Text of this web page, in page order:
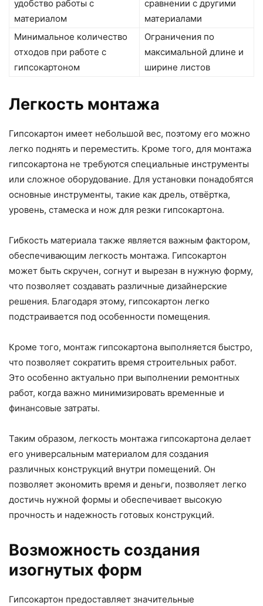
удобство работы с
материалом
сравнении с другими
материалами
Минимальное количество
отходов при работе с
гипсокартоном
Ограничения по
максимальной длине и
ширине листов
Легкость монтажа
Гипсокартон имеет небольшой вес, поэтому его можно
легко поднять и переместить. Кроме того, для монтажа
гипсокартона не требуются специальные инструменты
или сложное оборудование. Для установки понадобятся
основные инструменты, такие как дрель, отвёртка,
уровень, стамеска и нож для резки гипсокартона.
Гибкость материала также является важным фактором,
обеспечивающим легкость монтажа. Гипсокартон
может быть скручен, согнут и вырезан в нужную форму,
что позволяет создавать различные дизайнерские
решения. Благодаря этому, гипсокартон легко
подстраивается под особенности помещения.
Кроме того, монтаж гипсокартона выполняется быстро,
что позволяет сократить время строительных работ.
Это особенно актуально при выполнении ремонтных
работ, когда важно минимизировать временные и
финансовые затраты.
Таким образом, легкость монтажа гипсокартона делает
его универсальным материалом для создания
различных конструкций внутри помещений. Он
позволяет экономить время и деньги, позволяет легко
достичь нужной формы и обеспечивает высокую
прочность и надежность готовых конструкций.
Возможность создания
изогнутых форм
Гипсокартон предоставляет значительные